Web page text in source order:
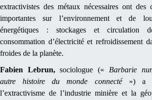
extractivistes des métaux nécessaires ont des
importantes sur l’environnement et de
énergétiques : stockages et circulation
consommation d’électricité et refroidissement
froides de la planète.
Fabien Lebrun,sociologue (« Barbarie
autre histoire du monde connecté») a
l’extractivisme de l’industrie minière et la